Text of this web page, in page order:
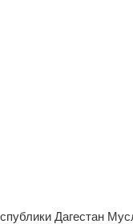
Дагестан